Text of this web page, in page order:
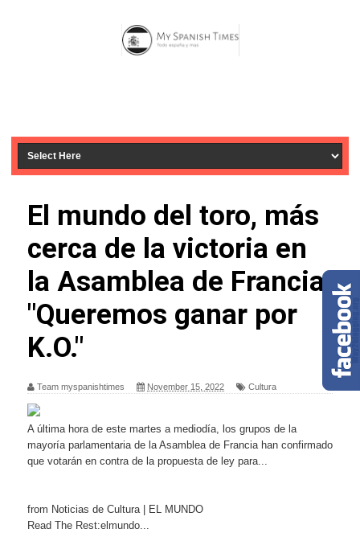
El mundo del toro, más
cerca de la victoria en
la Asamblea de Francia:
"Queremos ganar por
K.O."
Team myspanishtimes November 15, 2022 Cultura
A última hora de este martes a mediodía, los grupos de la
mayoría parlamentaria de la Asamblea de Francia han confirmado
que votarán en contra de la propuesta de ley para...
from Noticias de Cultura | EL MUNDO
Read The Rest:elmundo...